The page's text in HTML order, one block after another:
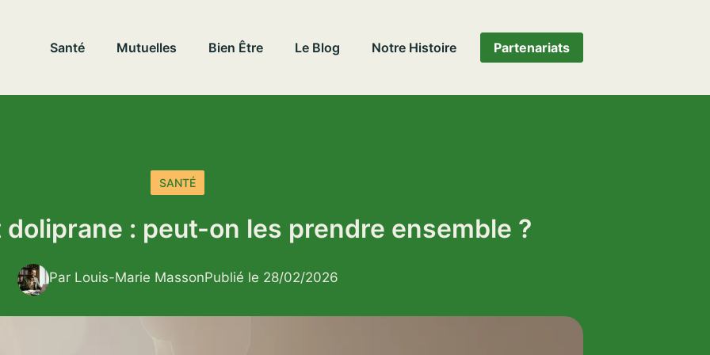
Santé Mutuelles Bien Être Le Blog Notre Histoire Partenariats
SANTÉ
: peut-on les prendre ensemble ?
Par Louis-Marie MassonPublié le 28/02/2026